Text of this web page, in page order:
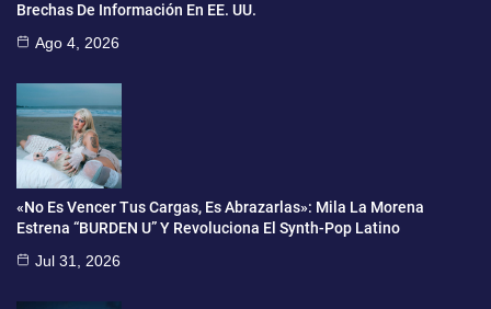
Brechas De Información En EE. UU.
Ago 4, 2026
«No Es Vencer Tus Cargas, Es Abrazarlas»: Mila La Morena
Estrena “BURDEN U” Y Revoluciona El Synth-Pop Latino
Jul 31, 2026